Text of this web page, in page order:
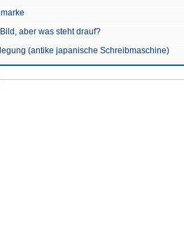
aber was steht drauf?
(antike japanische Schreibmaschine)